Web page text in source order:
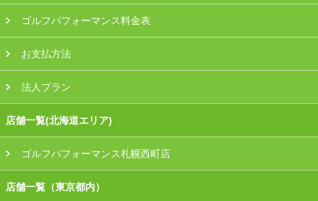
ゴルフパフォーマンス料金表
お支払方法
法人プラン
店舗一覧(北海道エリア)
ゴルフパフォーマンス札幌西町店
店舗一覧（東京都内）